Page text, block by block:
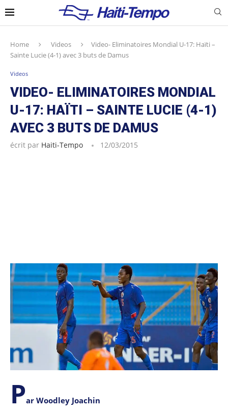
Home Videos
Video- Eliminatoires Mondial U-17: Haïti –
Sainte Lucie (4-1) avec 3 buts de Damus
Videos
VIDEO- ELIMINATOIRES MONDIAL
U-17: HAÏTI – SAINTE LUCIE (4-1)
AVEC 3 BUTS DE DAMUS
écrit par Haiti-Tempo 12/03/2015
Par Woodley Joachin